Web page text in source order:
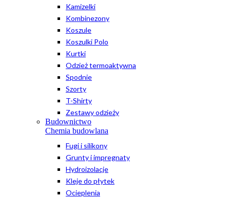
Kamizelki
Kombinezony
Koszule
Koszulki Polo
Kurtki
Odzież termoaktywna
Spodnie
Szorty
T-Shirty
Zestawy odzieży
Budownictwo
Chemia budowlana
Fugi i silikony
Grunty i impregnaty
Hydroizolacje
Kleje do płytek
Ocieplenia